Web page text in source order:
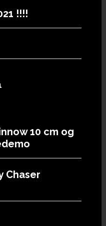
!!!!
10 cm og
Chaser